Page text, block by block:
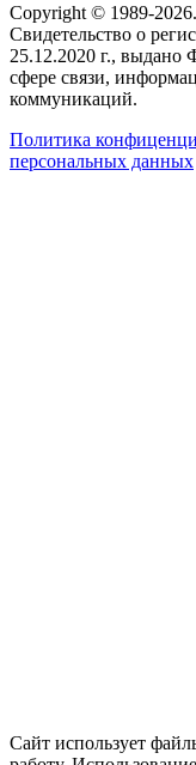
Copyright © 1989-
Свидетельство о
25.12.2020 г., выдано
сфере связи,
коммуникаций.
Политика
персональных данных
Сайт использует